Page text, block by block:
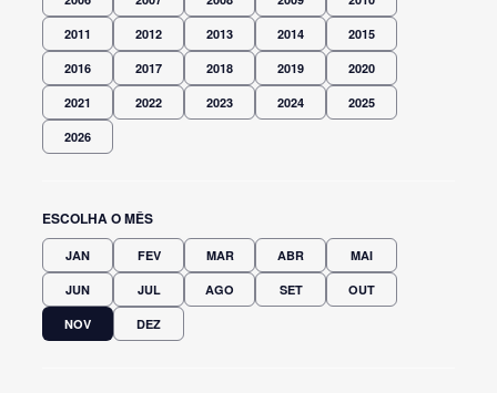
2011 2012 2013 2014 2015
2016 2017 2018 2019 2020
2021 2022 2023 2024 2025
2026
ESCOLHA O MÊS
JAN FEV MAR ABR MAI
JUN JUL AGO SET OUT
NOV DEZ